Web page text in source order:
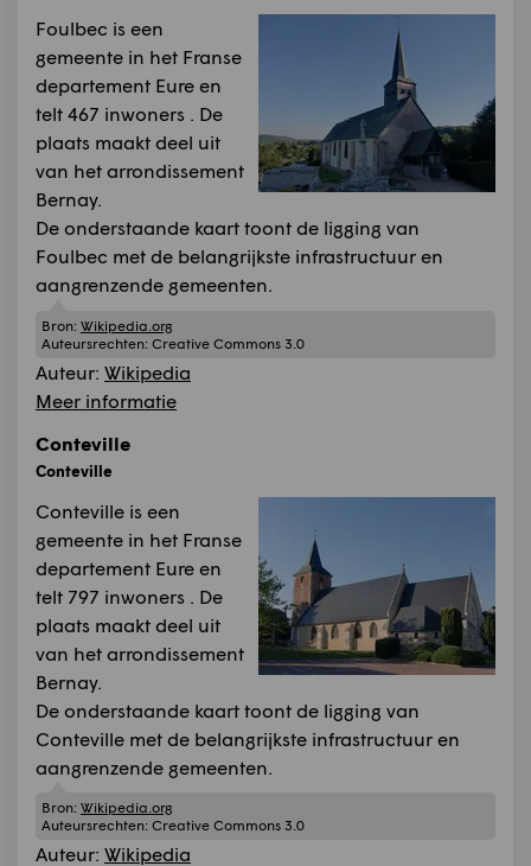
Foulbec is een
gemeente in het Franse
departement Eure en
telt 467 inwoners . De
plaats maakt deel uit
van het arrondissement
Bernay.
De onderstaande kaart toont de ligging van
Foulbec met de belangrijkste infrastructuur en
aangrenzende gemeenten.
Bron: Wikipedia.org
Auteursrechten: Creative Commons 3.0
Auteur: Wikipedia
Meer informatie
Conteville
Conteville
Conteville is een
gemeente in het Franse
departement Eure en
telt 797 inwoners . De
plaats maakt deel uit
van het arrondissement
Bernay.
De onderstaande kaart toont de ligging van
Conteville met de belangrijkste infrastructuur en
aangrenzende gemeenten.
Bron: Wikipedia.org
Auteursrechten: Creative Commons 3.0
Auteur: Wikipedia